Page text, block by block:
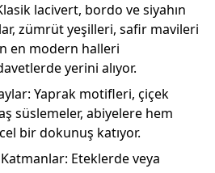
lacivert, bordo ve siyahın
zümrüt yeşilleri, safir mavileri
en modern halleri
yerini alıyor.
Yaprak motifleri, çiçek
süslemeler, abiyelere hem
bir dokunuş katıyor.
Eteklerde veya